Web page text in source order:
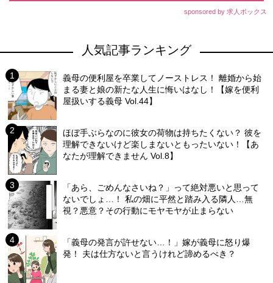
sponsored by 求人ボックス
人気記事ランキング
義母の便利屋を卒業してノーストレス！ 離婚から始
まる妻と娘の新たな人生に悔いはなし！【嫁を便利
屋扱いする義母 Vol.44】
ほぼ手ぶらなのに彼女の荷物は持ちたくない？ 彼を
理解できないけど楽しまないともったいない！【あ
なたが理解できません Vol.8】
「あら、ごめんなさいね？」って絶対悪いと思って
ないでしょ…！ 私の畑に平然と踏み入る隣人…無
視？悪意？その行動にモヤモヤが止まらない
「義母の発言が許せない…！」嫁が義母に怒り爆
発！ 夫は仕方ないと言うけれど諦めるべき？